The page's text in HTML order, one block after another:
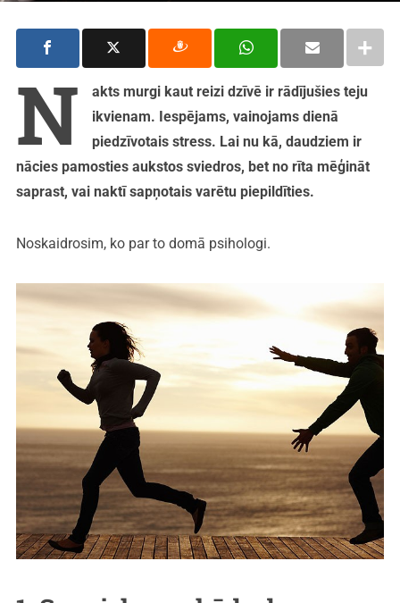
N
akts murgi kaut reizi dzīvē ir rādījušies teju
ikvienam. Iespējams, vainojams dienā
piedzīvotais stress. Lai nu kā, daudziem ir
nācies pamosties aukstos sviedros, bet no rīta mēģināt
saprast, vai naktī sapņotais varētu piepildīties.
Noskaidrosim, ko par to domā psihologi.